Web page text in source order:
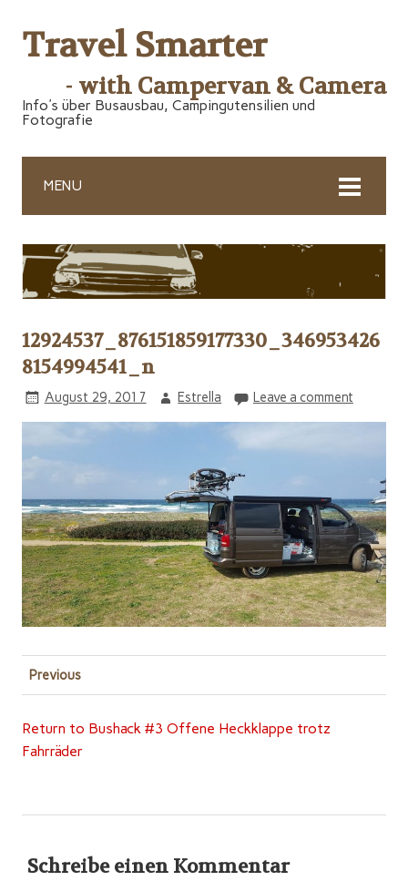
Travel Smarter
- with Campervan & Camera
Info's über Busausbau, Campingutensilien und
Fotografie
MENU
12924537_876151859177330_346953426
8154994541_n
August 29, 2017 Estrella Leave a comment
Previous
Return to Bushack #3 Offene Heckklappe trotz
Fahrräder
Schreibe einen Kommentar